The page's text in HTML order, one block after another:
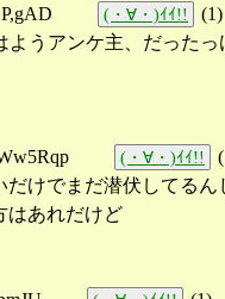
(・∀・)ｲｲ!! (1)
うアンケ主、だったっ
(・∀・)ｲｲ!! (
けでまだ潜伏してるん
はあれだけど